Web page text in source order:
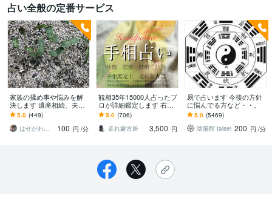
占い全般の定番サービス
家族の揉め事や悩みを解
決します 遺産相続、夫婦
関係、親、親戚、兄弟、
子供等、なんでもOK。
5.0 (449)
はせがわ けい
100 円 /分
観相35年15000人占ったプ
ロが詳細鑑定します 右手
から性格、金運、仕事
運、恋愛運、子宝、健康
運を占います。
5.0 (706)
走れ蒙古斑
3,500 円
易で占います 今後の方針
に悩んでる方など・・。
5.0 (5469)
陰陽館 taisei 200 円 /分